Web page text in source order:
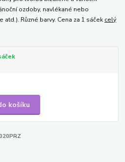
ozdoby, navlékané nebo
Různé barvy. Cena za 1 sáček celý
košíku